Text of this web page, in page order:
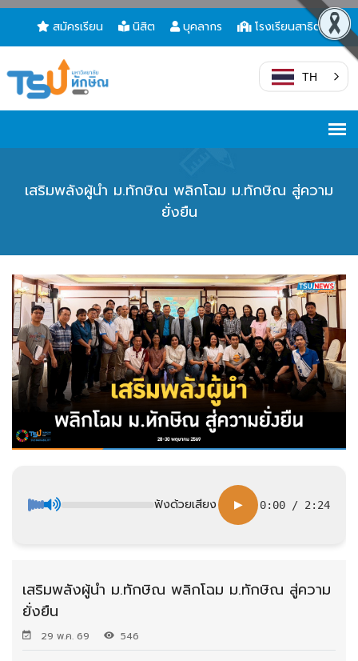
สมัครเรียน นิสิต บุคลากร โรงเรียนสาธิต
TH
เสริมพลังผู้นำ ม.ทักษิณ พลิกโฉม ม.ทักษิณ สู่ความ
ยั่งยืน
ฟังด้วยเสียง ▶ 0:00 / 2:24
เสริมพลังผู้นำ ม.ทักษิณ พลิกโฉม ม.ทักษิณ สู่ความ
ยั่งยืน
29 พ.ค. 69 546